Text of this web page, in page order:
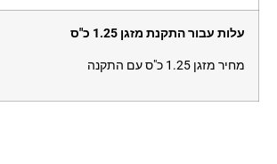
עלות עבור התקנת מזגן 1.25 כ"ס
מחיר מזגן 1.25 כ"ס עם התקנה